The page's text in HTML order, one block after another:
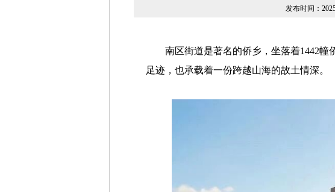
发布时间：
南区街道是著名的侨乡，坐落着1442
足迹，也承载着一份跨越山海的故土情深。